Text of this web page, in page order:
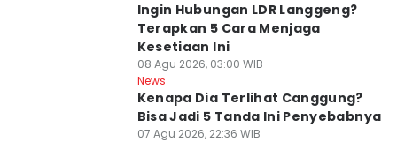
Ingin Hubungan LDR Langgeng?
Terapkan 5 Cara Menjaga
Kesetiaan Ini
08 Agu 2026, 03:00 WIB
News
Kenapa Dia Terlihat Canggung?
Bisa Jadi 5 Tanda Ini Penyebabnya
07 Agu 2026, 22:36 WIB